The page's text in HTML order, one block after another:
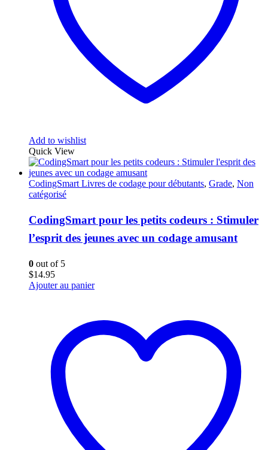
Add to wishlist
Quick View
CodingSmart Livres de codage pour débutants, Grade, Non
catégorisé
CodingSmart pour les petits codeurs : Stimuler
l’esprit des jeunes avec un codage amusant
0 out of 5
$14.95
Ajouter au panier